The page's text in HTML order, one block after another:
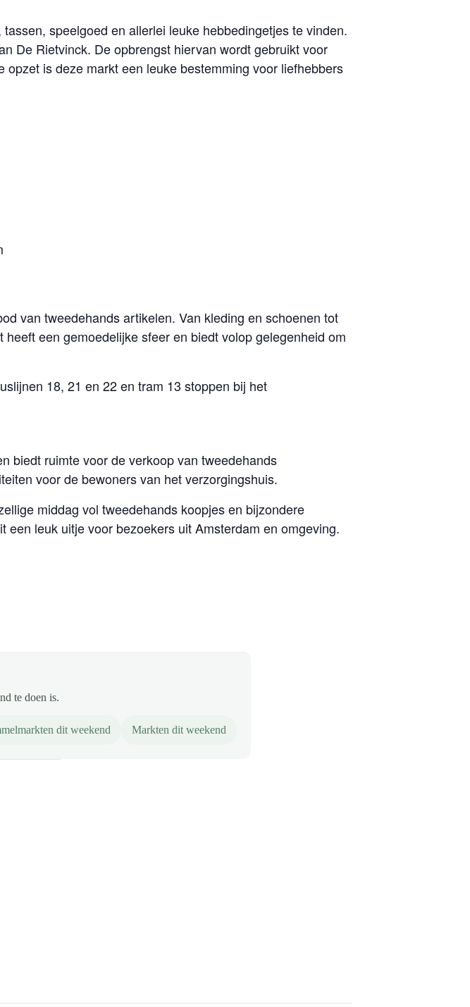
speelgoed en allerlei leuke hebbedingetjes te vinden.
De Rietvinck. De opbrengst hiervan wordt gebruikt voor
is deze markt een leuke bestemming voor liefhebbers
van tweedehands artikelen. Van kleding en schoenen tot
een gemoedelijke sfeer en biedt volop gelegenheid om
18, 21 en 22 en tram 13 stoppen bij het
biedt ruimte voor de verkoop van tweedehands
voor de bewoners van het verzorgingshuis.
middag vol tweedehands koopjes en bijzondere
leuk uitje voor bezoekers uit Amsterdam en omgeving.
te doen is.
dit weekend Markten dit weekend